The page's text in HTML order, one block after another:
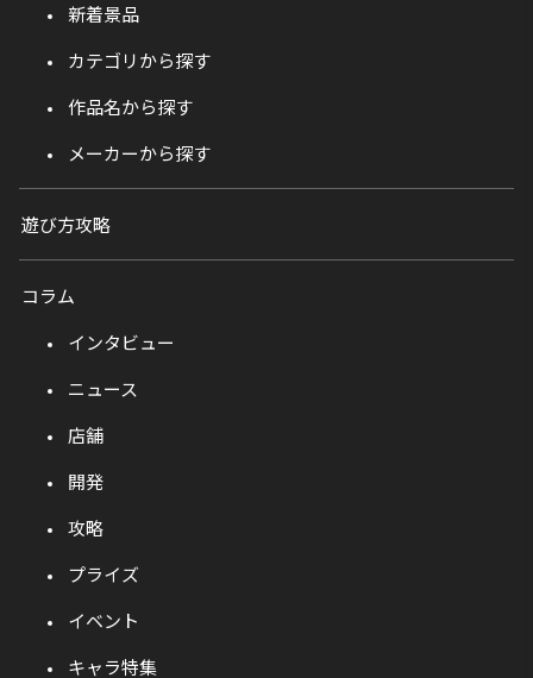
新着景品
カテゴリから探す
作品名から探す
メーカーから探す
遊び方攻略
コラム
インタビュー
ニュース
店舗
開発
攻略
プライズ
イベント
キャラ特集